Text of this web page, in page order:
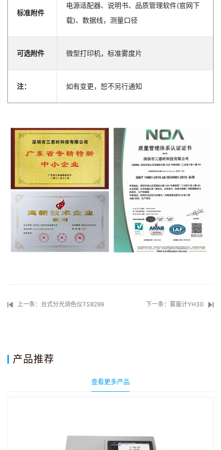
标准附件
电源适配器、说明书、品质管理软件(官网下
载)、数据线，测量口径
可选附件 微型打印机，标准雾度片
注： 如有变更，恕不另行通知
上一条：台式分光测色仪TS8299 下一条：雾度计YH30
产品推荐
查看更多产品